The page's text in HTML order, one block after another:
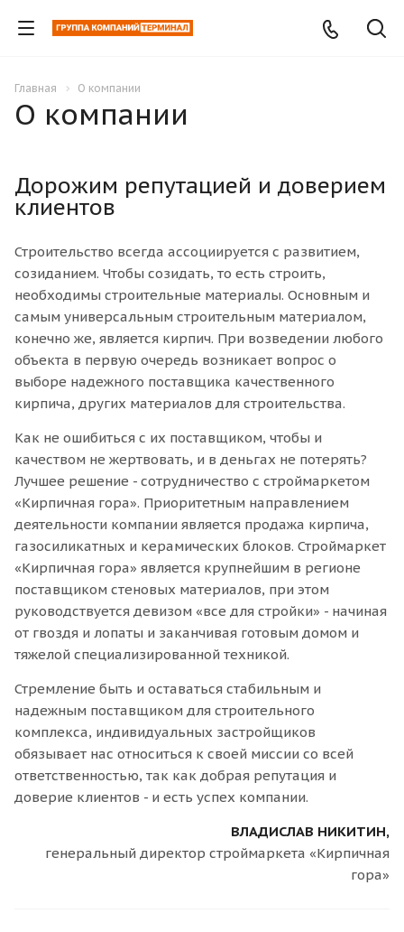
Главная О компании
О компании
Дорожим репутацией и доверием
клиентов
Строительство всегда ассоциируется с развитием,
созиданием. Чтобы созидать, то есть строить,
необходимы строительные материалы. Основным и
самым универсальным строительным материалом,
конечно же, является кирпич. При возведении любого
объекта в первую очередь возникает вопрос о
выборе надежного поставщика качественного
кирпича, других материалов для строительства.
Как не ошибиться с их поставщиком, чтобы и
качеством не жертвовать, и в деньгах не потерять?
Лучшее решение - сотрудничество с строймаркетом
«Кирпичная гора». Приоритетным направлением
деятельности компании является продажа кирпича,
газосиликатных и керамических блоков. Строймаркет
«Кирпичная гора» является крупнейшим в регионе
поставщиком стеновых материалов, при этом
руководствуется девизом «все для стройки» - начиная
от гвоздя и лопаты и заканчивая готовым домом и
тяжелой специализированной техникой.
Стремление быть и оставаться стабильным и
надежным поставщиком для строительного
комплекса, индивидуальных застройщиков
обязывает нас относиться к своей миссии со всей
ответственностью, так как добрая репутация и
доверие клиентов - и есть успех компании.
ВЛАДИСЛАВ НИКИТИН,
генеральный директор строймаркета «Кирпичная
гора»